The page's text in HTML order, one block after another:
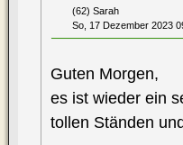
(62) Sarah
So, 17 Dezember 2023
Guten Morgen,
es ist wieder ein
tollen Ständen